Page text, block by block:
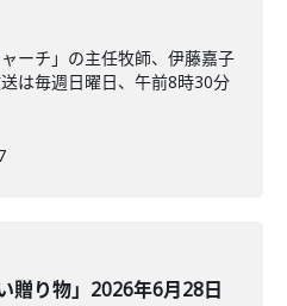
ーチ」の主任牧師、伊藤嘉子
は毎週日曜日、午前8時30分
贈り物」2026年6月28日